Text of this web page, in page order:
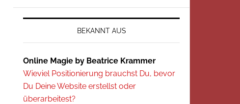
BEKANNT AUS
Online Magie by Beatrice Krammer
Wieviel Positionierung brauchst Du, bevor
Du Deine Website erstellst oder
überarbeitest?